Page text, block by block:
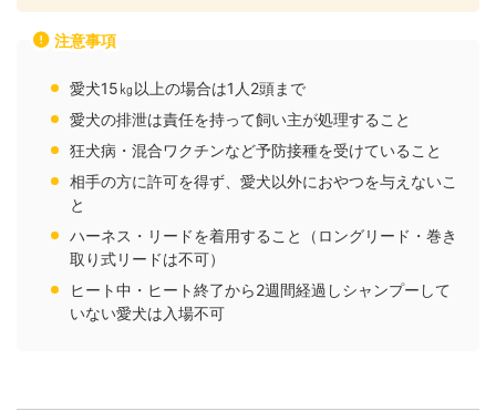
注意事項
愛犬15㎏以上の場合は1人2頭まで
愛犬の排泄は責任を持って飼い主が処理すること
狂犬病・混合ワクチンなど予防接種を受けていること
相手の方に許可を得ず、愛犬以外におやつを与えないこ
と
ハーネス・リードを着用すること（ロングリード・巻き
取り式リードは不可）
ヒート中・ヒート終了から2週間経過しシャンプーして
いない愛犬は入場不可